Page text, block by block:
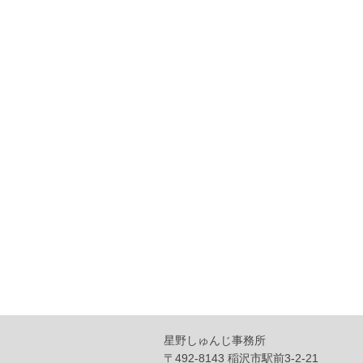
星野しゅんじ事務所
〒492-8143 稲沢市駅前3-2-21